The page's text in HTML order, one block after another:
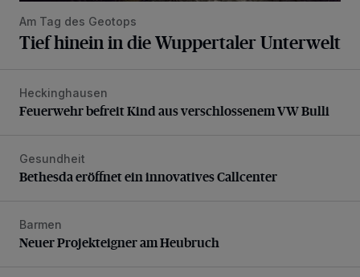
Am Tag des Geotops
Tief hinein in die Wuppertaler Unterwelt
Feuerwehr befreit Kind aus verschlossenem VW Bulli
Heckinghausen
Feuerwehr befreit Kind aus verschlossenem VW Bulli
Bethesda eröffnet ein innovatives Callcenter
Gesundheit
Bethesda eröffnet ein innovatives Callcenter
Neuer Projekteigner am Heubruch
Barmen
Neuer Projekteigner am Heubruch